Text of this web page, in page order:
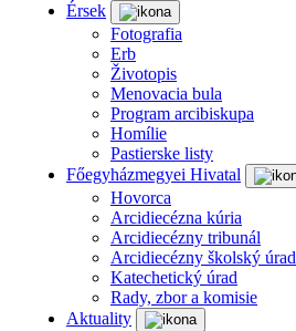
Érsek
Fotografia
Erb
Životopis
Menovacia bula
Program arcibiskupa
Homílie
Pastierske listy
Főegyházmegyei Hivatal
Hovorca
Arcidiecézna kúria
Arcidiecézny tribunál
Arcidiecézny školský úrad
Katechetický úrad
Rady, zbor a komisie
Aktuality